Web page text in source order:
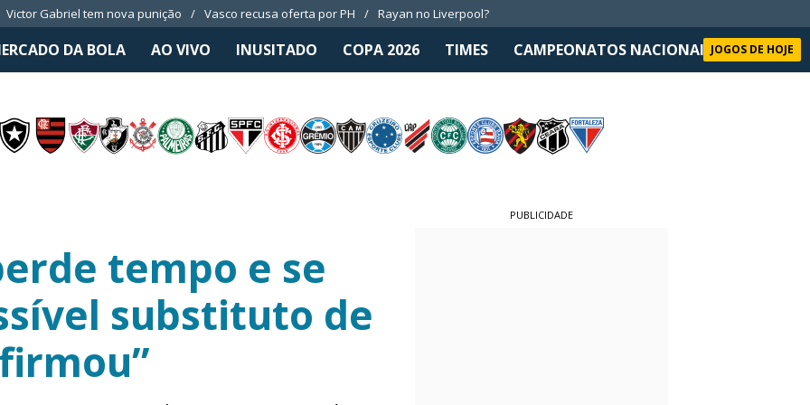
Victor Gabriel tem nova punição Vasco recusa oferta por PH Rayan no Liverpool?
DA BOLA AO VIVO INUSITADO COPA 2026 TIMES CAMPEONATOS NACIONAIS SELEÇÃO
JOGOS DE HOJE
tempo e se
substituto de
PUBLICIDADE